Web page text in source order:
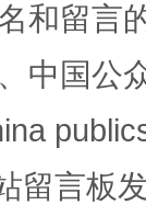
和留言
中国公
留言板